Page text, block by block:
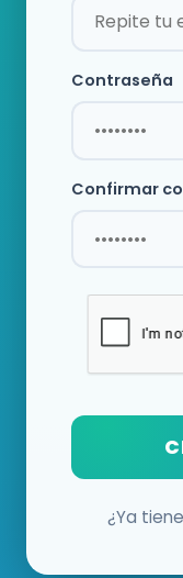
Contraseña
Confirmar
¿Ya